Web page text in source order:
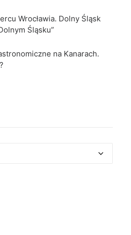
Wrocławia. Dolny Śląsk
Śląsku”
na Kanarach.